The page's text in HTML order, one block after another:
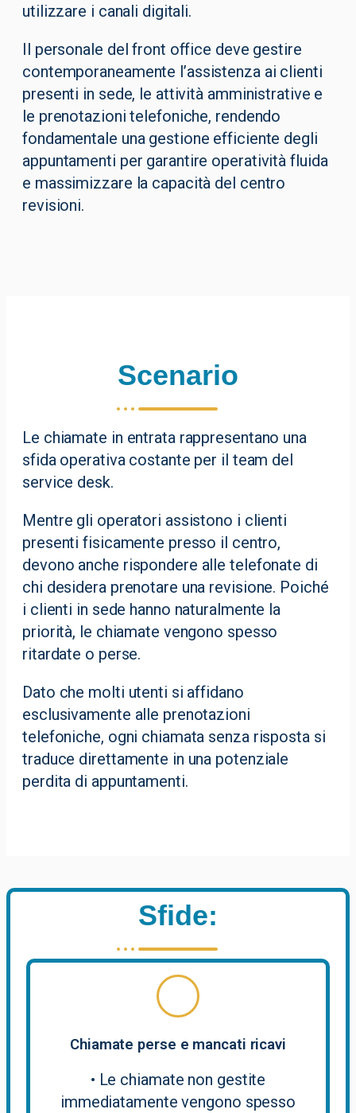
utilizzare i canali digitali.
Il personale del front office deve gestire
contemporaneamente l’assistenza ai clienti
presenti in sede, le attività amministrative e
le prenotazioni telefoniche, rendendo
fondamentale una gestione efficiente degli
appuntamenti per garantire operatività fluida
e massimizzare la capacità del centro
revisioni.
Scenario
Le chiamate in entrata rappresentano una
sfida operativa costante per il team del
service desk.
Mentre gli operatori assistono i clienti
presenti fisicamente presso il centro,
devono anche rispondere alle telefonate di
chi desidera prenotare una revisione. Poiché
i clienti in sede hanno naturalmente la
priorità, le chiamate vengono spesso
ritardate o perse.
Dato che molti utenti si affidano
esclusivamente alle prenotazioni
telefoniche, ogni chiamata senza risposta si
traduce direttamente in una potenziale
perdita di appuntamenti.
Sfide:
Chiamate perse e mancati ricavi
• Le chiamate non gestite
immediatamente vengono spesso